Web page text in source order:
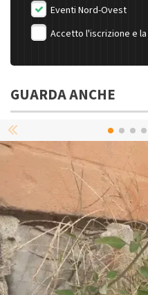
Eventi Nord-Ovest
Accetto l'iscrizione e la
GUARDA ANCHE